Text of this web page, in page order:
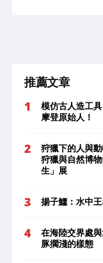
推薦文章
模仿古人造工
摩登原始人！
狩獵下的人與
狩獵與自然博
生」展
揚子鱷：水中
在海陸交界處
豚擱淺的樣態